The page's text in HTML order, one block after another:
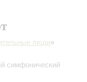
люди»
симфонический